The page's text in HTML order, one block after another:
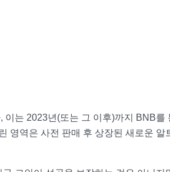
이는 2023년(또는 그 이후)까지 BNB를
영역은 사전 판매 후 상장된 새로운 알